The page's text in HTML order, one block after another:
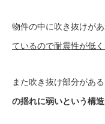
物件の中に吹き抜けがあ
ているので耐震性が低
また吹き抜け部分があ
の揺れに弱いという構